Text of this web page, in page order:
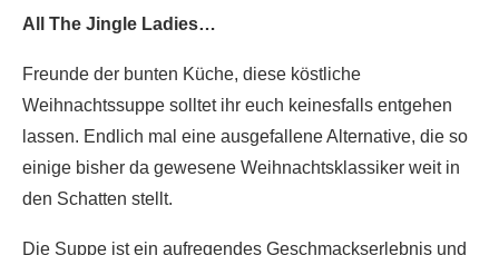
All The Jingle Ladies…
Freunde der bunten Küche, diese köstliche
Weihnachtssuppe solltet ihr euch keinesfalls entgehen
lassen. Endlich mal eine ausgefallene Alternative, die so
einige bisher da gewesene Weihnachtsklassiker weit in
den Schatten stellt.
Die Suppe ist ein aufregendes Geschmackserlebnis und